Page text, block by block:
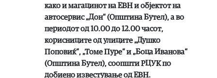
како и магацинот на ЕВН и објектот на
автосервис „Дон“ (Општина Бутел), а во
периодот од 10.00 до 12.00 часот,
корисниците од улиците „Душко
Поповиќ“, „Томе Пуре“ и „Боца Иванова“
(Општина Бутел), соопшти РЦУК по
добиено известување од ЕВН.